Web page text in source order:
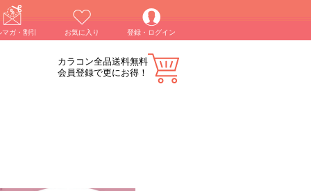
ガ・割引 お気に入り 登録・ログイン
カラコン全品送料無料
会員登録で更にお得！